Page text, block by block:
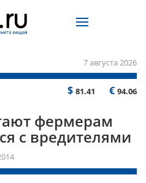
7 августа 2026
$ 81.41 € 94.06
фермерам
с вредителями